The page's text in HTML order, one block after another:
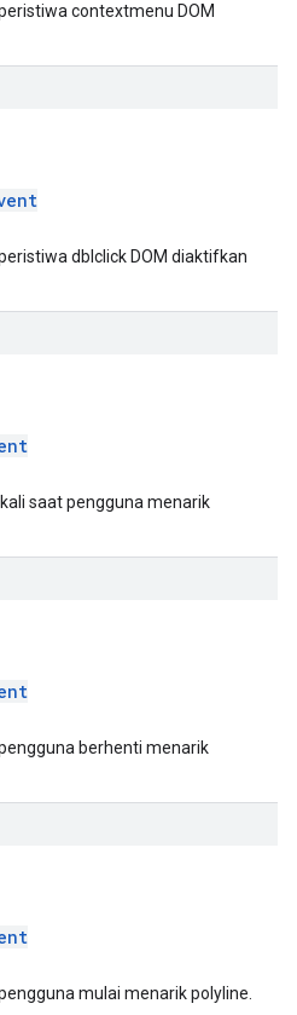
contextmenu DOM
dblclick DOM diaktifkan
saat pengguna menarik
berhenti menarik
mulai menarik polyline.